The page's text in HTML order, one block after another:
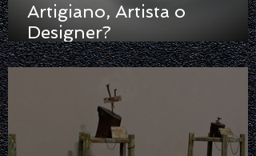
Artigiano, Artista o
Designer?
Raccontare/Raccontarsi
ovvero Gioielli in Gioco